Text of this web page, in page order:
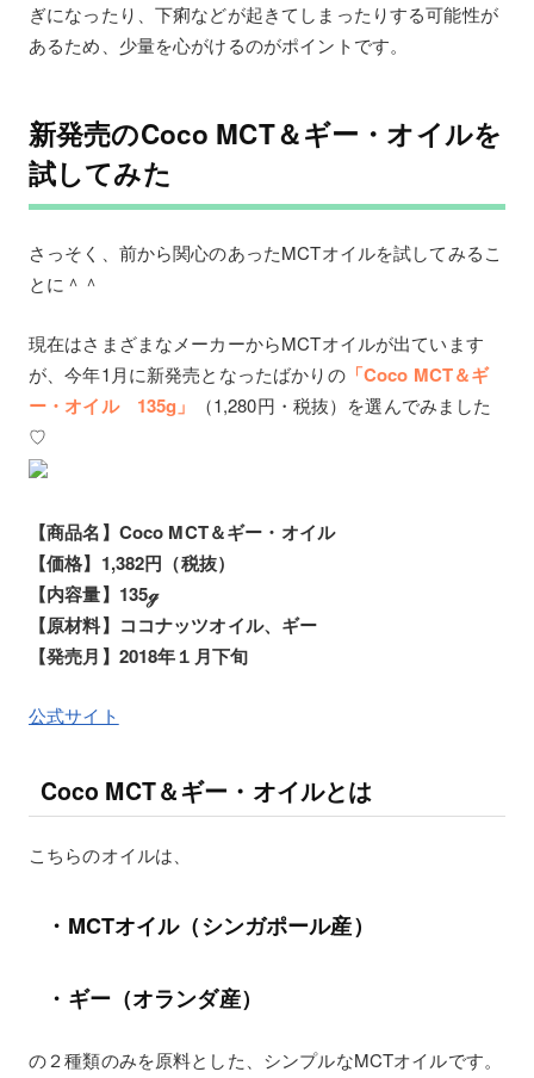
ぎになったり、下痢などが起きてしまったりする可能性が
あるため、少量を心がけるのがポイントです。
新発売のCoco MCT＆ギー・オイルを
試してみた
さっそく、前から関心のあったMCTオイルを試してみるこ
とに＾＾
現在はさまざまなメーカーからMCTオイルが出ています
が、今年1月に新発売となったばかりの「Coco MCT＆ギ
ー・オイル 135g」
（1,280円・税抜）を選んでみました
♡
【商品名】Coco MCT＆ギー・オイル
【価格】1,382円（税抜）
【内容量】135ℊ
【原材料】ココナッツオイル、ギー
【発売月】2018年１月下旬
公式サイト
Coco MCT＆ギー・オイルとは
こちらのオイルは、
・MCTオイル（シンガポール産）
・ギー（オランダ産）
の２種類のみを原料とした、シンプルなMCTオイルです。